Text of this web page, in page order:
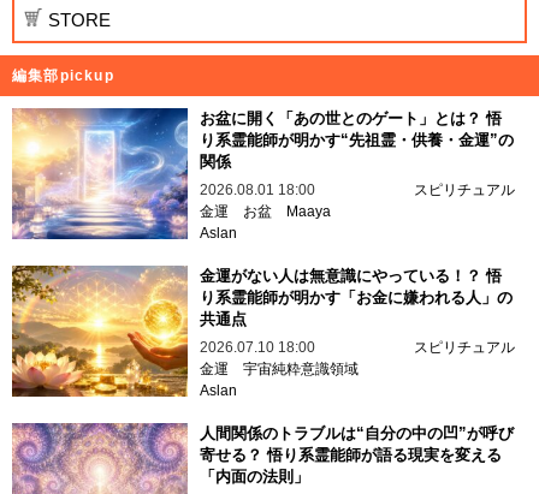
STORE
編集部pickup
お盆に開く「あの世とのゲート」とは？ 悟
り系霊能師が明かす“先祖霊・供養・金運”の
関係
2026.08.01 18:00
スピリチュアル
金運
お盆
Maaya
Aslan
金運がない人は無意識にやっている！？ 悟
り系霊能師が明かす「お金に嫌われる人」の
共通点
2026.07.10 18:00
スピリチュアル
金運 宇宙純粋意識領域
Aslan
人間関係のトラブルは“自分の中の凹”が呼び
寄せる？ 悟り系霊能師が語る現実を変える
「内面の法則」